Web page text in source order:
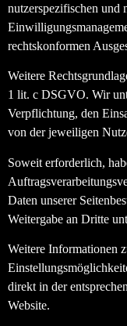
nutzerspezifischen und
rechtskonformen
Weitere
1 lit. c DSGVO. Wir
Verpflichtung, den
von der jeweiligen
Soweit erforderlich,
Daten unserer
Weitergabe an Dritte
Weitere Informationen
direkt in der
Website.